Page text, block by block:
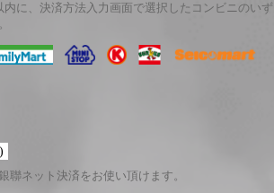
内に、決済方法入力画面で選択したコンビニのいず
聯ネット決済をお使い頂けます。